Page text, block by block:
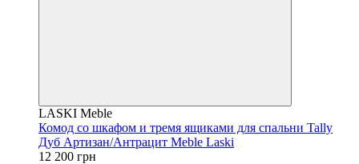
LASKI Meble
Комод со шкафом и тремя ящиками для спальни Tally
Дуб Артизан/Антрацит Meble Laski
12 200 грн